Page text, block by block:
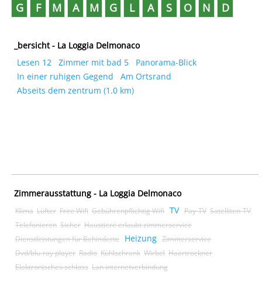
G F M A M G L A S O N D
_bersicht - La Loggia Delmonaco
Lesen 12
Zimmer mit bad 5
Panorama-Blick
In einer ruhigen Gegend
Am Ortsrand
Abseits dem zentrum (1.0 km)
Zimmerausstattung - La Loggia Delmonaco
Klima Lüfter Free Wifi Gebührenpflichtig Wifi TV Pay-TV Satelliten-TV
Telefonieren Sicher Haustiere erlaubt zimmerservice
Dienstleistungen für Behinderte
Heizung Zimmerservice
Dvd/blu-ray player Radio Kühlschrank Wirbel Haartrockner
Elektronisches schloss Lan internetverbindung